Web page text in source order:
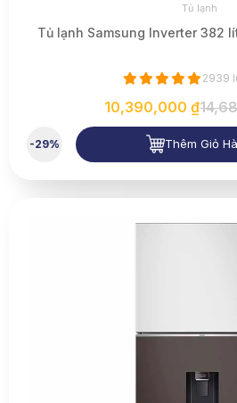
Tủ lạnh
Tủ lạnh Samsung Inverter 382
2939
10,390,000 ₫
-29% Thêm Giỏ